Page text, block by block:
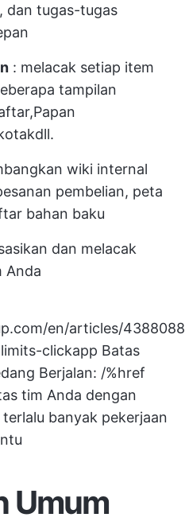
dan tugas-tugas
: melacak setiap item
tampilan
,Papan
dll.
wiki internal
pembelian, peta
bahan baku
dan melacak
Anda
en/articles/
clickapp Batas
Berjalan: /%href
tim Anda dengan
banyak pekerjaan
Umum